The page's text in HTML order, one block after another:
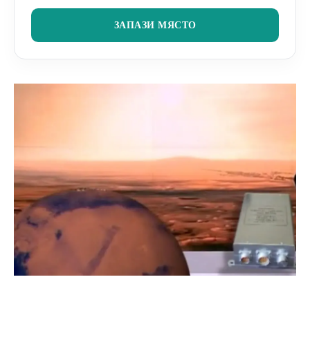
ЗАПАЗИ МЯСТО